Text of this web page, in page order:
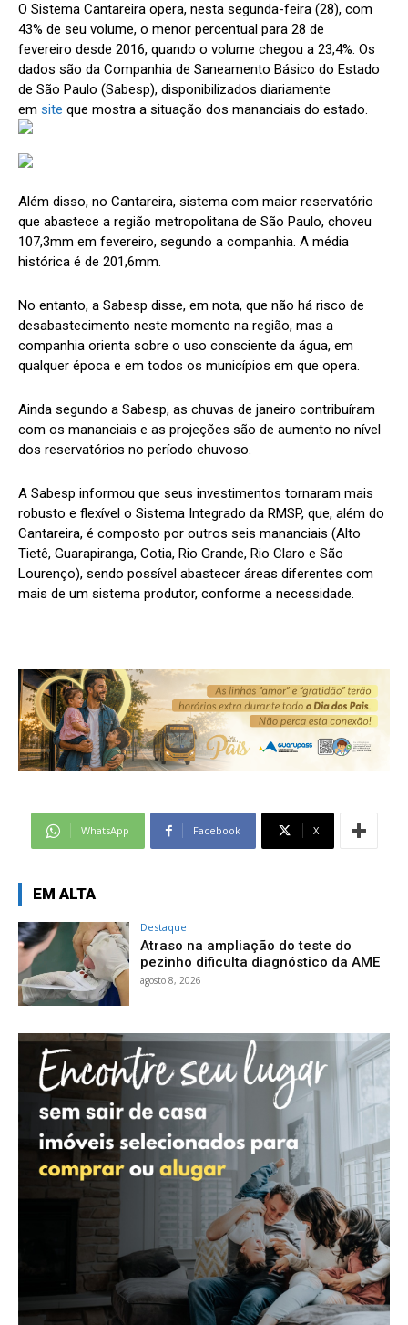
O Sistema Cantareira opera, nesta segunda-feira (28), com
43% de seu volume, o menor percentual para 28 de
fevereiro desde 2016, quando o volume chegou a 23,4%. Os
dados são da Companhia de Saneamento Básico do Estado
de São Paulo (Sabesp), disponibilizados diariamente
em site que mostra a situação dos mananciais do estado.
Além disso, no Cantareira, sistema com maior reservatório
que abastece a região metropolitana de São Paulo, choveu
107,3mm em fevereiro, segundo a companhia. A média
histórica é de 201,6mm.
No entanto, a Sabesp disse, em nota, que não há risco de
desabastecimento neste momento na região, mas a
companhia orienta sobre o uso consciente da água, em
qualquer época e em todos os municípios em que opera.
Ainda segundo a Sabesp, as chuvas de janeiro contribuíram
com os mananciais e as projeções são de aumento no nível
dos reservatórios no período chuvoso.
A Sabesp informou que seus investimentos tornaram mais
robusto e flexível o Sistema Integrado da RMSP, que, além do
Cantareira, é composto por outros seis mananciais (Alto
Tietê, Guarapiranga, Cotia, Rio Grande, Rio Claro e São
Lourenço), sendo possível abastecer áreas diferentes com
mais de um sistema produtor, conforme a necessidade.
WhatsApp Facebook X
EM ALTA
Destaque
Atraso na ampliação do teste do
pezinho dificulta diagnóstico da AME
agosto 8, 2026